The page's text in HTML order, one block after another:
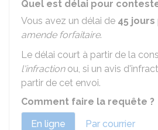
Quel est délai pour
Vous avez un délai de 45 jours
amende forfaitaire.
Le délai court à partir de la
l'infractionou, si un avis
partir de cet envoi.
Comment faire la requête ?
En ligne
Par courrier